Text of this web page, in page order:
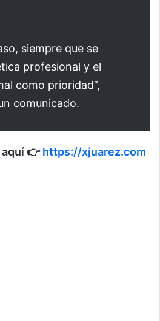
siempre que se
profesional y el
como prioridad”,
comunicado.
aquí 👉https://xjuarez.com